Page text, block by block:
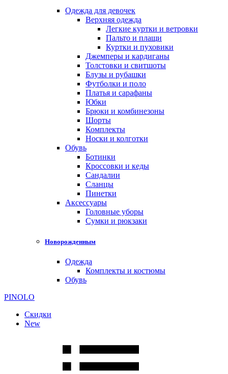
Одежда для девочек
Верхняя одежда
Легкие куртки и ветровки
Пальто и плащи
Куртки и пуховики
Джемперы и кардиганы
Толстовки и свитшоты
Блузы и рубашки
Футболки и поло
Платья и сарафаны
Юбки
Брюки и комбинезоны
Шорты
Комплекты
Носки и колготки
Обувь
Ботинки
Кроссовки и кеды
Сандалии
Сланцы
Пинетки
Аксессуары
Головные уборы
Сумки и рюкзаки
Новорожденным
Одежда
Комплекты и костюмы
Обувь
PINOLO
Скидки
New